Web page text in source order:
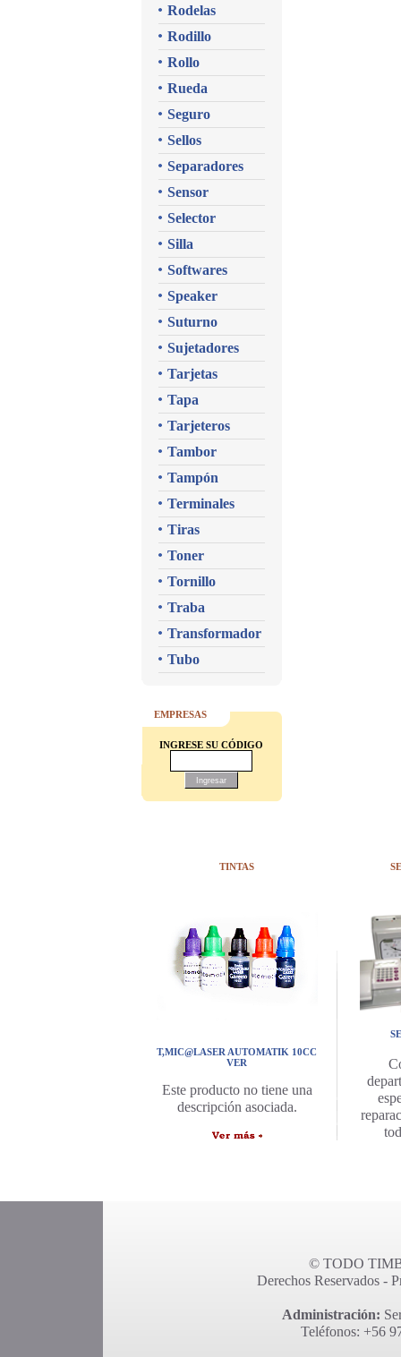
Rodelas
Rodillo
Rollo
Rueda
Seguro
Sellos
Separadores
Sensor
Selector
Silla
Softwares
Speaker
Suturno
Sujetadores
Tarjetas
Tapa
Tarjeteros
Tambor
Tampón
Terminales
Tiras
Toner
Tornillo
Traba
Transformador
Tubo
EMPRESAS
INGRESE SU CÓDIGO
TINTAS
T,MIC@LASER AUTOMATIK 10CC
VER
Este producto no tiene una
descripción asociada.
© TODO
Derechos Reservados -
Administración:
Teléfonos: +56